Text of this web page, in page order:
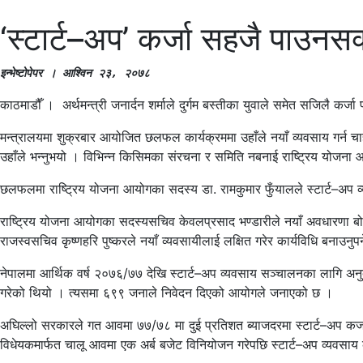
‘स्टार्ट–अप’ कर्जा सहजै
इन्भेष्टोपेपर । आश्विन २३, २०७८
काठमाडौँ । अर्थमन्त्री जनार्दन शर्माले दुर्गम बस्तीका युवाले समेत सजिलै
मन्त्रालयमा शुक्रबार आयोजित छलफल कार्यक्रममा उहाँले नयाँ व्यवसाय गर्न
उहाँले भन्नुभयो । विभिन्न किसिमका संरचना र समिति नबनाई राष्ट्रिय
छलफलमा राष्ट्रिय योजना आयोगका सदस्य डा. रामकुमार फुँयालले स्टार्ट–अप
राष्ट्रिय योजना आयोगका सदस्यसचिव केवलप्रसाद भण्डारीले नयाँ अवधारणा
राजस्वसचिव कृष्णहरि पुष्करले नयाँ व्यवसायीलाई लक्षित गरेर कार्यविधि
नेपालमा आर्थिक वर्ष २०७६/७७ देखि स्टार्ट–अप व्यवसाय सञ्चालनका लागि
गरेको थियो । त्यसमा ६९९ जनाले निवेदन दिएको आयोगले जनाएको छ ।
अघिल्लो सरकारले गत आवमा ७७/७८ मा दुई प्रतिशत ब्याजदरमा स्टार्ट–अप
विधेयकमार्फत चालू आवमा एक अर्ब बजेट विनियोजन गरेपछि स्टार्ट–अप